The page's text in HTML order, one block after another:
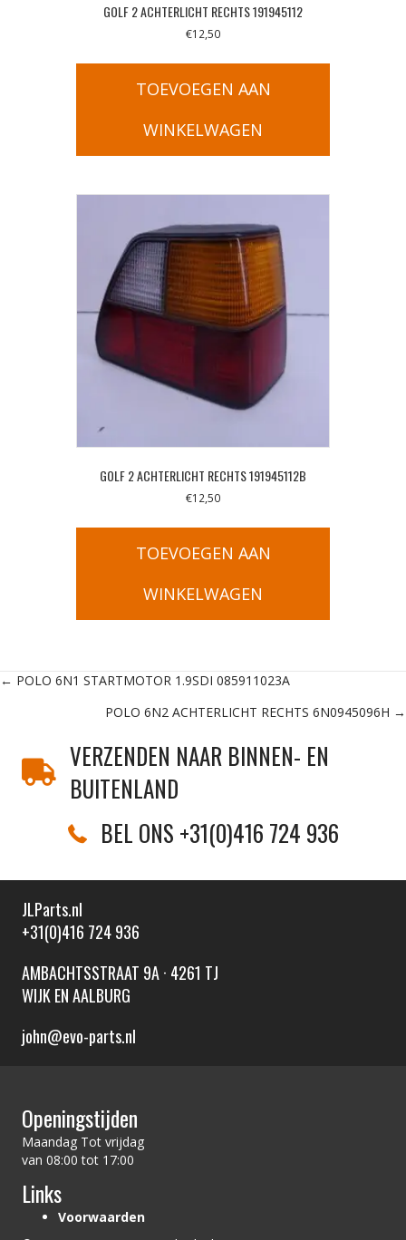
GOLF 2 ACHTERLICHT RECHTS 191945112
€12,50
TOEVOEGEN AAN
WINKELWAGEN
GOLF 2 ACHTERLICHT RECHTS 191945112B
€12,50
TOEVOEGEN AAN
WINKELWAGEN
Posts
← POLO 6N1 STARTMOTOR 1.9SDI 085911023A
POLO 6N2 ACHTERLICHT RECHTS 6N0945096H →
VERZENDEN NAAR BINNEN- EN
BUITENLAND
BEL ONS +31(0)416 724 936
JLParts.nl
+31(0)416 724 936
AMBACHTSSTRAAT 9A · 4261 TJ
WIJK EN AALBURG
john@evo-parts.nl
Openingstijden
Maandag Tot vrijdag
van 08:00 tot 17:00
Links
Voorwaarden